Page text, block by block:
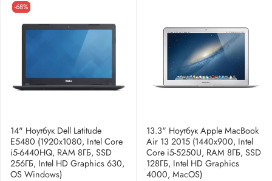
-68%
14" Ноутбук Dell Latitude
E5480 (1920х1080, Intel Core
i5-6440HQ, RAM 8ГБ, SSD
256ГБ, Intel HD Graphics 630,
OS Windows)
13.3" Ноутбук Apple MacBook
Air 13 2015 (1440x900, Intel
Core i5-5250U, RAM 8ГБ, SSD
128ГБ, Intel HD Graphics
4000, MacOS)